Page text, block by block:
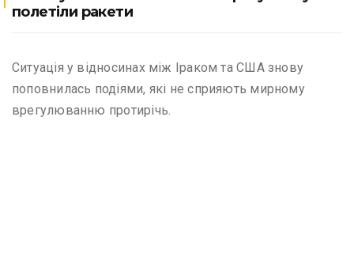
полетіли ракети
Ситуація у відносинах між Іраком та США знову
поповнилась подіями, які не сприяють мирному
врегулюванню протирічь.